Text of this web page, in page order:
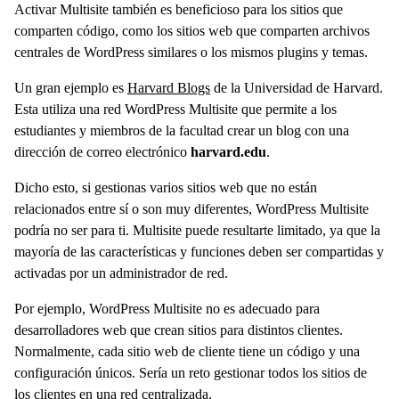
Activar Multisite también es beneficioso para los sitios que
comparten código, como los sitios web que comparten archivos
centrales de WordPress similares o los mismos plugins y temas.
Un gran ejemplo es Harvard Blogs de la Universidad de Harvard.
Esta utiliza una red WordPress Multisite que permite a los
estudiantes y miembros de la facultad crear un blog con una
dirección de correo electrónico harvard.edu.
Dicho esto, si gestionas varios sitios web que no están
relacionados entre sí o son muy diferentes, WordPress Multisite
podría no ser para ti. Multisite puede resultarte limitado, ya que la
mayoría de las características y funciones deben ser compartidas y
activadas por un administrador de red.
Por ejemplo, WordPress Multisite no es adecuado para
desarrolladores web que crean sitios para distintos clientes.
Normalmente, cada sitio web de cliente tiene un código y una
configuración únicos. Sería un reto gestionar todos los sitios de
los clientes en una red centralizada.